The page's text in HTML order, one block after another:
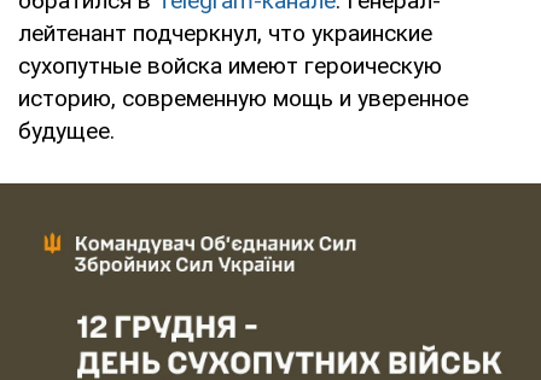
лейтенант подчеркнул, что украинские
сухопутные войска имеют героическую
историю, современную мощь и уверенное
будущее.